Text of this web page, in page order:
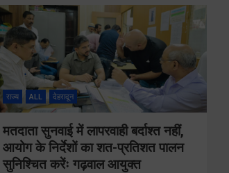
राज्य ALL देहरादून
मतदाता सुनवाई में लापरवाही बर्दाश्त नहीं,
आयोग के निर्देशों का शत-प्रतिशत पालन
सुनिश्चित करेंः गढ़वाल आयुक्त